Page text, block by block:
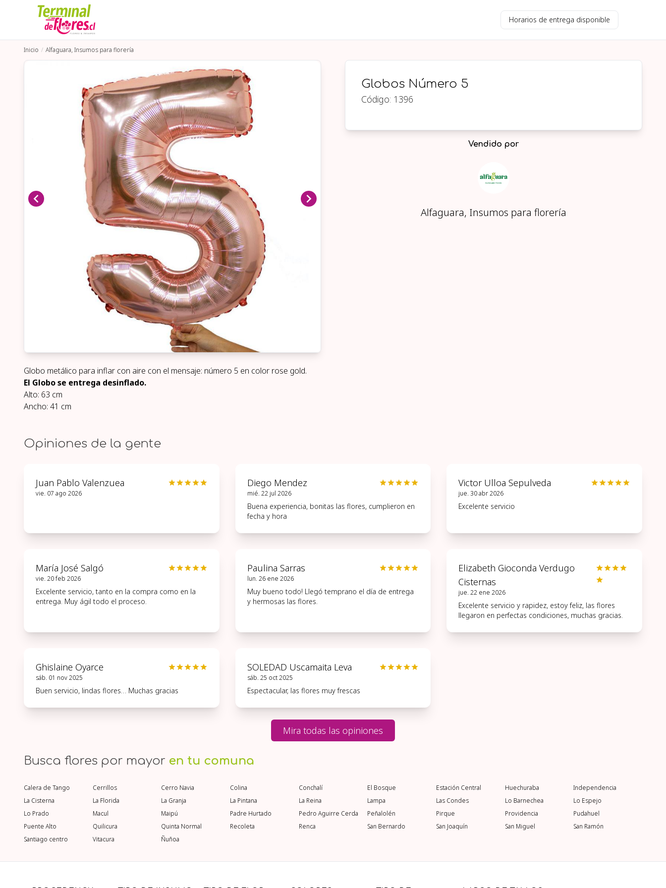
Horarios de entrega disponible
Inicio Alfaguara, Insumos para florería
Globo metálico para inflar con aire con el mensaje: número 5 en color rose gold.
El Globo se entrega desinflado.
Alto: 63 cm
Ancho: 41 cm
Globos Número 5
Código: 1396
Vendido por
Alfaguara, Insumos para florería
Opiniones de la gente
Juan Pablo Valenzuea
vie. 07 ago 2026
Diego Mendez
mié. 22 jul 2026
Buena experiencia, bonitas las flores, cumplieron en
fecha y hora
Victor Ulloa Sepulveda
jue. 30 abr 2026
Excelente servicio
María José Salgó
vie. 20 feb 2026
Excelente servicio, tanto en la compra como en la
entrega. Muy ágil todo el proceso.
Paulina Sarras
lun. 26 ene 2026
Muy bueno todo! Llegó temprano el día de entrega
y hermosas las flores.
Elizabeth Gioconda Verdugo
Cisternas
jue. 22 ene 2026
Excelente servicio y rapidez, estoy feliz, las flores
llegaron en perfectas condiciones, muchas gracias.
Ghislaine Oyarce
sáb. 01 nov 2025
Buen servicio, lindas flores… Muchas gracias
SOLEDAD Uscamaita Leva
sáb. 25 oct 2025
Espectacular, las flores muy frescas
Mira todas las opiniones
Busca flores por mayor en tu comuna
Calera de Tango Cerrillos Cerro Navia Colina Conchalí El Bosque Estación Central Huechuraba
Independencia
La Cisterna
La Florida La Granja La Pintana La Reina Lampa Las Condes Lo Barnechea
Lo Espejo
Lo Prado
Macul Maipú Padre Hurtado Pedro Aguirre Cerda Peñalolén Pirque Providencia
Pudahuel
Puente Alto
Quilicura Quinta Normal Recoleta Renca San Bernardo San Joaquín San Miguel
San Ramón
Santiago centro
Vitacura Ñuñoa